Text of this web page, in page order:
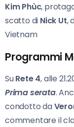
Kim Phùc,
scatto di Nick Ut,
Vietnam
Programmi
SuRete 4, alle
Prima serata.
condotto da
commentare il